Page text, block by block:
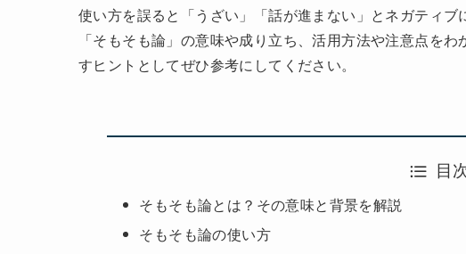
使い方を誤ると「うざい」「話が進まない」とネガティ
「そもそも論」の意味や成り立ち、活用方法や注意点を
すヒントとしてぜひ参考にしてください。